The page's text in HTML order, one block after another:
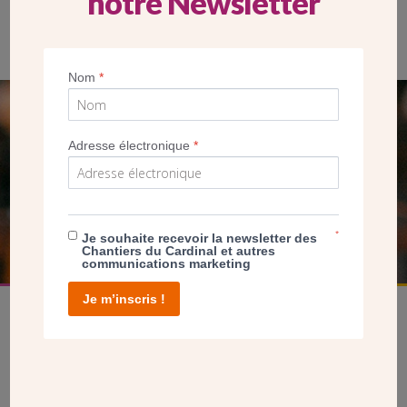
SEUL VOTRE DON
NOUS PERMET D’AGIR
FAIRE UN DON
Nom*
Adresse électronique*
Je souhaite recevoir la newsletter des
Chantiers du Cardinal et autres
communications marketing
*
Je m’inscris !